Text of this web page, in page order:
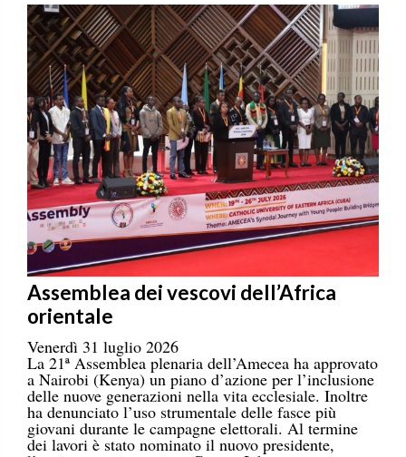
Assemblea dei vescovi dell’Africa
orientale
Venerdì 31 luglio 2026
La 21ª Assemblea plenaria dell’Amecea ha approvato
a Nairobi (Kenya) un piano d’azione per l’inclusione
delle nuove generazioni nella vita ecclesiale. Inoltre
ha denunciato l’uso strumentale delle fasce più
giovani durante le campagne elettorali. Al termine
dei lavori è stato nominato il nuovo presidente,